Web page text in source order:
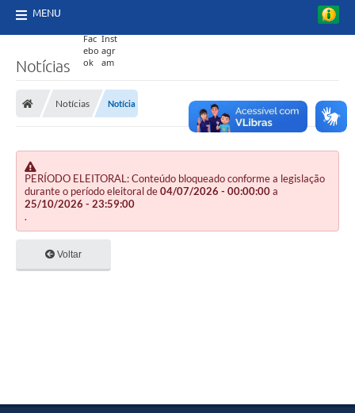
MENU
Notícias
Notícias Notícia
PERÍODO ELEITORAL: Conteúdo bloqueado conforme a legislação
durante o período eleitoral de04/07/2026 - 00:00:00a
25/10/2026 - 23:59:00
.
Voltar